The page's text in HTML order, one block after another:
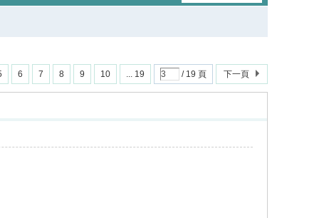
6 7 8 9 10 ... 19 / 19 頁 下一頁